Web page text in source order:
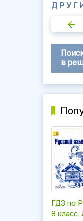
2
в
ГДЗ по
8 класс: